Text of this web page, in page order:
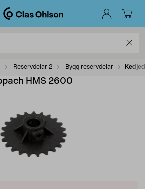
Reservdelar 2 Bygg reservdelar
HMS 2600